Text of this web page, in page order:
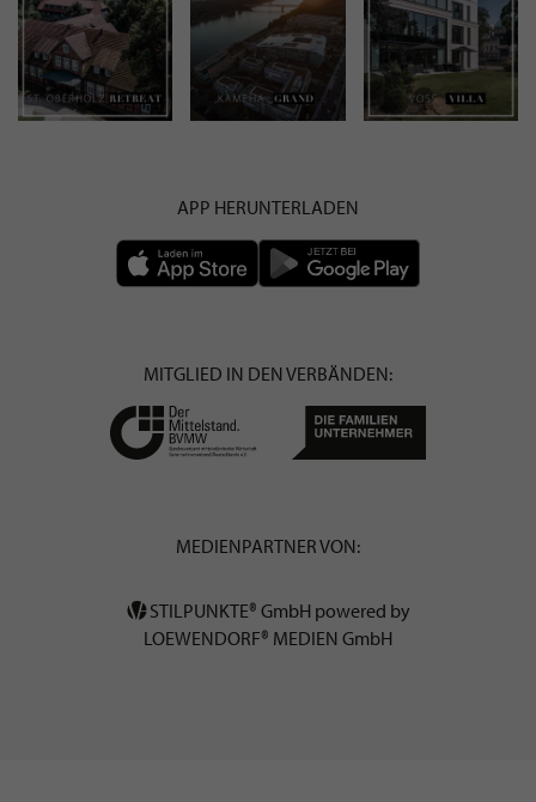
APP HERUNTERLADEN
MITGLIED IN DEN VERBÄNDEN:
MEDIENPARTNER VON:
STILPUNKTE® GmbH powered by
LOEWENDORF® MEDIEN GmbH